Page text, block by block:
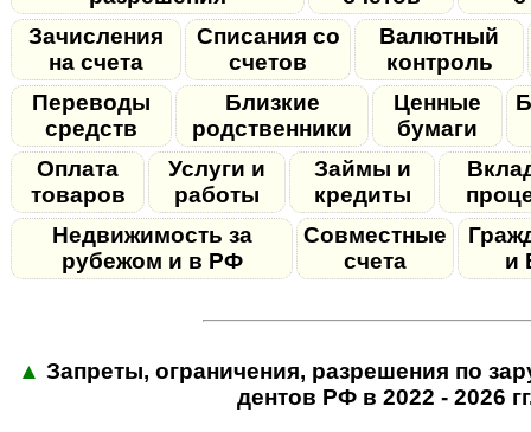
Зачисления
на счета
Списания со
счетов
Валютный
контроль
Переводы
средств
Близкие
родственники
Ценные
бумаги
Оплата
товаров
Услуги и
работы
Займы и
кредиты
Недвижимость за
рубежом и в РФ
Совместные
счета
и
▲ Запреты, ограничения, разрешения по
ден­тов РФ в 2022 - 2026